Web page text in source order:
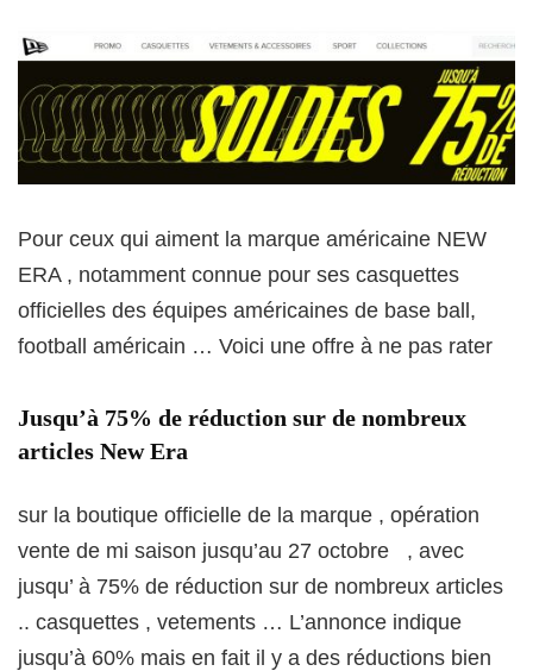
Pour ceux qui aiment la marque américaine NEW
ERA , notamment connue pour ses casquettes
officielles des équipes américaines de base ball,
football américain … Voici une offre à ne pas rater
Jusqu’à 75% de réduction sur de nombreux
articles New Era
sur la boutique officielle de la marque , opération
vente de mi saison jusqu’au 27 octobre , avec
jusqu’ à 75% de réduction sur de nombreux articles
.. casquettes , vetements … L’annonce indique
jusqu’à 60% mais en fait il y a des réductions bien